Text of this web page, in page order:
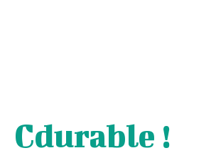
Cdurable !